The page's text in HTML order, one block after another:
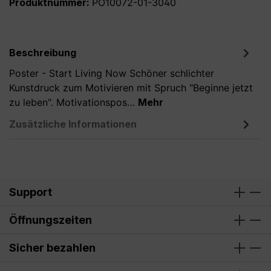
Produktnummer: PO10072-01-3040
Beschreibung
Poster - Start Living Now Schöner schlichter
Kunstdruck zum Motivieren mit Spruch "Beginne jetzt
zu leben". Motivationspos… Mehr
Zusätzliche Informationen
Support
Öffnungszeiten
Sicher bezahlen